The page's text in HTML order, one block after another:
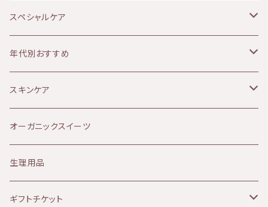
Soluna（ソルーナ）
MOON PEACH（ムーンピーチ）
アルガンオイル
Provida（プロヴィダ）
華布
山燕庵
乾燥肌
オイリー肌
敏感肌
赤み肌
ニキビ肌
くすみ肌
スペシャルケア
ボディケア
リップケア
マタニティケア
シャンプー
シャワーアイテム
年代別おすすめ
10代
20代
30代
40代
スキンケア
クレンジング
ミルククレンジング
化粧水
オイル
オーガニックスイーツ
生理用品
ギフトチケット